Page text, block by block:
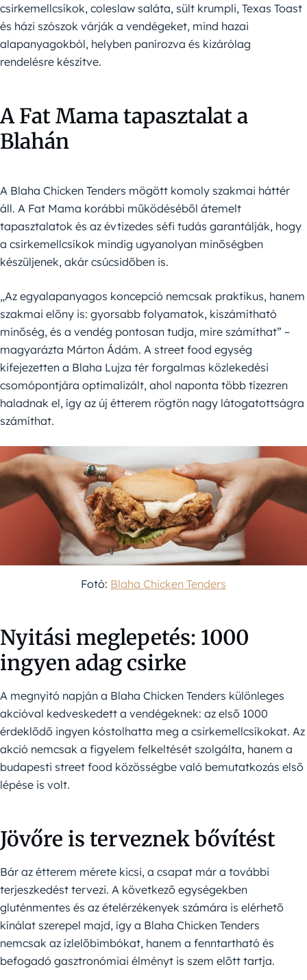
csirkemellcsíkok, coleslaw saláta, sült krumpli, Texas Toast
és házi szószok várják a vendégeket, mind hazai
alapanyagokból, helyben panírozva és kizárólag
rendelésre készítve.
A Fat Mama tapasztalat a
Blahán
A Blaha Chicken Tenders mögött komoly szakmai háttér
áll. A Fat Mama korábbi működéséből átemelt
tapasztalatok és az évtizedes séfi tudás garantálják, hogy
a csirkemellcsíkok mindig ugyanolyan minőségben
készüljenek, akár csúcsidőben is.
„Az egyalapanyagos koncepció nemcsak praktikus, hanem
szakmai előny is: gyorsabb folyamatok, kiszámítható
minőség, és a vendég pontosan tudja, mire számíthat” –
magyarázta Márton Ádám. A street food egység
kifejezetten a Blaha Lujza tér forgalmas közlekedési
csomópontjára optimalizált, ahol naponta több tízezren
haladnak el, így az új étterem rögtön nagy látogatottságra
számíthat.
Fotó: Blaha Chicken Tenders
Nyitási meglepetés: 1000
ingyen adag csirke
A megnyitó napján a Blaha Chicken Tenders különleges
akcióval kedveskedett a vendégeknek: az első 1000
érdeklődő ingyen kóstolhatta meg a csirkemellcsíkokat. Az
akció nemcsak a figyelem felkeltését szolgálta, hanem a
budapesti street food közösségbe való bemutatkozás első
lépése is volt.
Jövőre is terveznek bővítést
Bár az étterem mérete kicsi, a csapat már a további
terjeszkedést tervezi. A következő egységekben
gluténmentes és az ételérzékenyek számára is elérhető
kínálat szerepel majd, így a Blaha Chicken Tenders
nemcsak az ízlelőbimbókat, hanem a fenntartható és
befogadó gasztronómiai élményt is szem előtt tartja.